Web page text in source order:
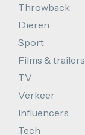
Throwback
Dieren
Sport
Films & trailers
TV
Verkeer
Influencers
Tech